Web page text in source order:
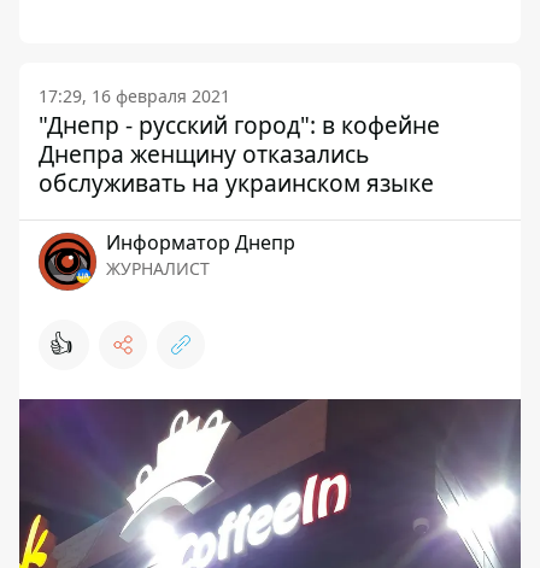
17:29, 16 февраля 2021
"Днепр - русский город": в кофейне
Днепра женщину отказались
обслуживать на украинском языке
Информатор Днепр
ЖУРНАЛИСТ
👍